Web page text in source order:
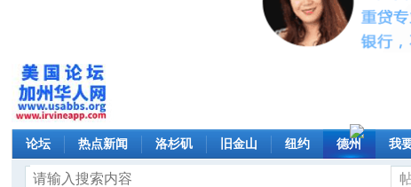
论坛 热点新闻 洛杉矶 旧金山 纽约 德州 我